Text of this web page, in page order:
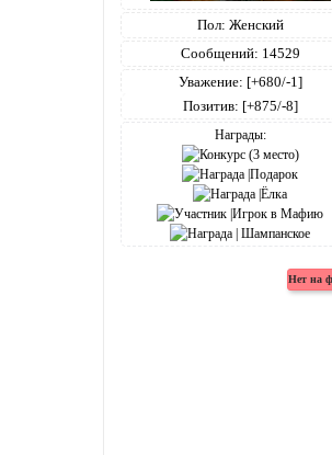
Пол: Женский
Сообщений: 14529
Уважение: [+680/-1]
Позитив: [+875/-8]
Награды: